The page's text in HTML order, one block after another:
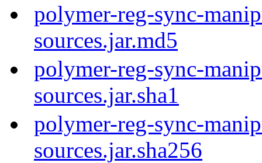
polymer-reg-sync-
sources.jar.md5
polymer-reg-sync-
sources.jar.sha1
polymer-reg-sync-
sources.jar.sha256